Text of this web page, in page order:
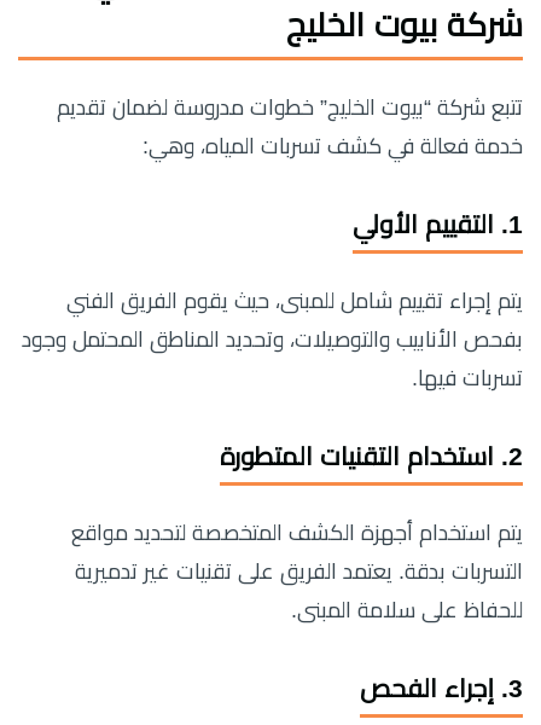
شركة بيوت الخليج
تتبع شركة “بيوت الخليج” خطوات مدروسة لضمان تقديم
خدمة فعالة في كشف تسربات المياه، وهي:
1. التقييم الأولي
يتم إجراء تقييم شامل للمبنى، حيث يقوم الفريق الفني
بفحص الأنابيب والتوصيلات، وتحديد المناطق المحتمل وجود
تسربات فيها.
2. استخدام التقنيات المتطورة
يتم استخدام أجهزة الكشف المتخصصة لتحديد مواقع
التسربات بدقة. يعتمد الفريق على تقنيات غير تدميرية
للحفاظ على سلامة المبنى.
3. إجراء الفحص